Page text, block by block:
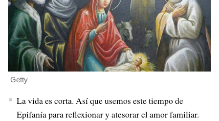
Getty
La vida es corta. Así que usemos este tiempo de
Epifanía para reflexionar y atesorar el amor familiar.